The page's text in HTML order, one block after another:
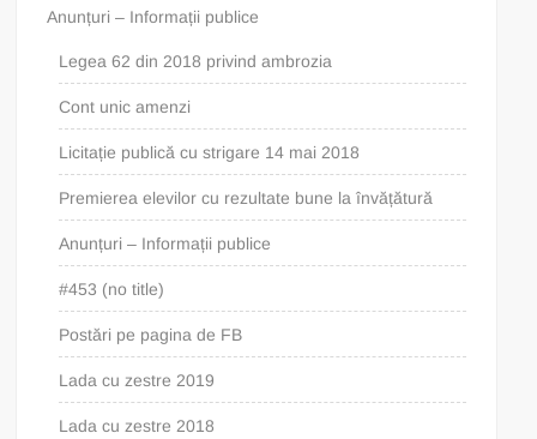
Anunțuri – Informații publice
Legea 62 din 2018 privind ambrozia
Cont unic amenzi
Licitație publică cu strigare 14 mai 2018
Premierea elevilor cu rezultate bune la învățătură
Anunțuri – Informații publice
#453 (no title)
Postări pe pagina de FB
Lada cu zestre 2019
Lada cu zestre 2018